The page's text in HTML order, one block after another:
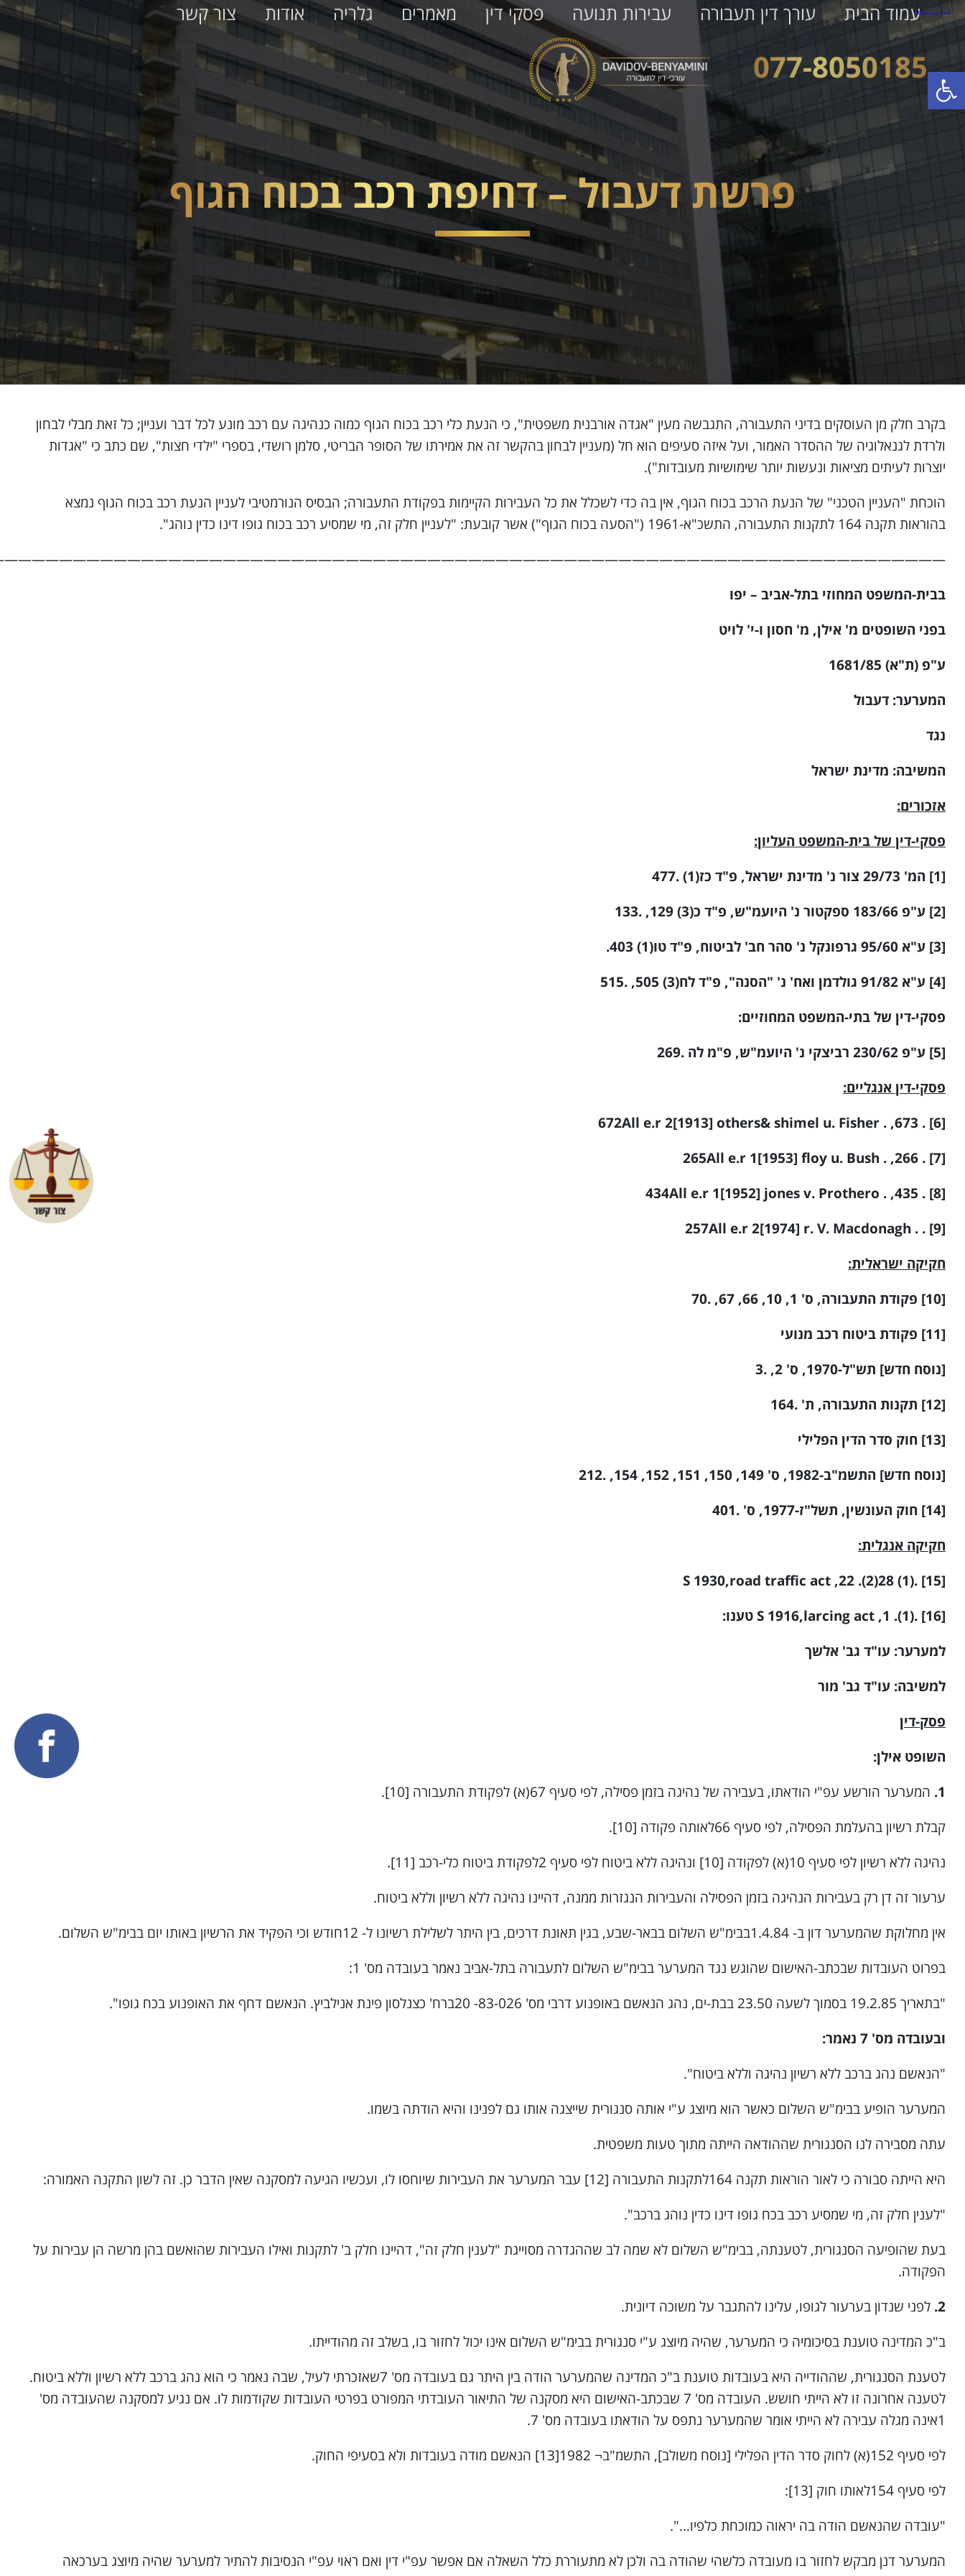
פתח סרגל נגישות
עמוד הבית עורך דין תעבורה עבירות תנועה פסקי דין מאמרים גלריה אודות צור קשר
077-8050185
פרשת דעבול – דחיפת רכב בכוח הגוף
בקרב חלק מן העוסקים בדיני התעבורה, התגבשה מעין "אגדה אורבנית משפטית", כי הנעת כלי רכב בכוח הגוף כמוה כנהיגה עם רכב מונע לכל דבר ועניין; כל זאת מבלי לבחון
ולרדת לגנאלוגיה של ההסדר האמור, ועל איזה סעיפים הוא חל (מעניין לבחון בהקשר זה את אמירתו של הסופר הבריטי, סלמן רושדי, בספרי "ילדי חצות", שם כתב כי "אגדות
יוצרות לעיתים מציאות ונעשות יותר שימושיות מעובדות").
הוכחת "העניין הטכני" של הנעת הרכב בכוח הגוף, אין בה כדי לשכלל את כל העבירות הקיימות בפקודת התעבורה; הבסיס הנורמטיבי לעניין הנעת רכב בכוח הגוף נמצא
בהוראות תקנה 164 לתקנות התעבורה, התשכ"א-1961 ("הסעה בכוח הגוף") אשר קובעת: "לעניין חלק זה, מי שמסיע רכב בכוח גופו דינו כדין נוהג".
בבית-המשפט המחוזי בתל-אביב – יפו
בפני השופטים מ' אילן, מ' חסון ו-י' לויט
ע"פ (ת"א) 1681/85
המערער: דעבול
נגד
המשיבה: מדינת ישראל
אזכורים:
פסקי-דין של בית-המשפט העליון:
[1] המ' 29/73 צור נ' מדינת ישראל, פ"ד כז(1) .477
[2] ע"פ 183/66 ספקטור נ' היועמ"ש, פ"ד כ(3) 129, .133
[3] ע"א 95/60 גרפונקל נ' סהר חב' לביטוח, פ"ד טו(1) 403.
[4] ע"א 91/82 גולדמן ואח' נ' "הסנה", פ"ד לח(3) 505, .515
פסקי-דין של בתי-המשפט המחוזיים:
[5] ע"פ 230/62 רביצקי נ' היועמ"ש, פ"מ לה .269
פסקי-דין אנגליים:
[6] . 673, . 672All e.r 2[1913] others& shimel u. Fisher
[7] . 266, . 265All e.r 1[1953] floy u. Bush
[8] . 435, . 434All e.r 1[1952] jones v. Prothero
[9] . . 257All e.r 2[1974] r. V. Macdonagh
חקיקה ישראלית:
[10] פקודת התעבורה, ס' 1, 10, 66, 67, .70
[11] פקודת ביטוח רכב מנועי
[נוסח חדש] תש"ל-1970, ס' 2, .3
[12] תקנות התעבורה, ת' .164
[13] חוק סדר הדין הפלילי
[נוסח חדש] התשמ"ב-1982, ס' 149, 150, 151, 152, 154, .212
[14] חוק העונשין, תשל"ז-1977, ס' .401
חקיקה אנגלית:
[15] .(1) 28(2). 22, S 1930,road traffic act
[16] .(1). 1, S 1916,larcing act טענו:
למערער: עו"ד גב' אלשך
למשיבה: עו"ד גב' מור
פסק-דין
השופט אילן:
1. המערער הורשע עפ"י הודאתו, בעבירה של נהיגה בזמן פסילה, לפי סעיף 67(א) לפקודת התעבורה [10].
קבלת רשיון בהעלמת הפסילה, לפי סעיף 66לאותה פקודה [10].
נהיגה ללא רשיון לפי סעיף 10(א) לפקודה [10] ונהיגה ללא ביטוח לפי סעיף 2לפקודת ביטוח כלי-רכב [11].
ערעור זה דן רק בעבירות הנהיגה בזמן הפסילה והעבירות הנגזרות ממנה, דהיינו נהיגה ללא רשיון וללא ביטוח.
אין מחלוקת שהמערער דון ב- 1.4.84בבימ"ש השלום בבאר-שבע, בגין תאונת דרכים, בין היתר לשלילת רשיונו ל- 12חודש וכי הפקיד את הרשיון באותו יום בבימ"ש השלום.
בפרוט העובדות שבכתב-האישום שהוגש נגד המערער בבימ"ש השלום לתעבורה בתל-אביב נאמר בעובדה מס' 1:
"בתאריך 19.2.85 בסמוך לשעה 23.50 בבת-ים, נהג הנאשם באופנוע דרבי מס' 83-026- 20ברח' כצנלסון פינת אנילביץ. הנאשם דחף את האופנוע בכח גופו".
ובעובדה מס' 7 נאמר:
"הנאשם נהג ברכב ללא רשיון נהיגה וללא ביטוח".
המערער הופיע בבימ"ש השלום כאשר הוא מיוצג ע"י אותה סנגורית שייצגה אותו גם לפנינו והיא הודתה בשמו.
עתה מסבירה לנו הסנגורית שההודאה הייתה מתוך טעות משפטית.
היא הייתה סבורה כי לאור הוראות תקנה 164לתקנות התעבורה [12] עבר המערער את העבירות שיוחסו לו, ועכשיו הגיעה למסקנה שאין הדבר כן. זה לשון התקנה האמורה:
"לענין חלק זה, מי שמסיע רכב בכח גופו דינו כדין נוהג ברכב".
בעת שהופיעה הסנגורית, לטענתה, בבימ"ש השלום לא שמה לב שההגדרה מסוייגת "לענין חלק זה", דהיינו חלק ב' לתקנות ואילו העבירות שהואשם בהן מרשה הן עבירות על
הפקודה.
2. לפני שנדון בערעור לגופו, עלינו להתגבר על משוכה דיונית.
ב"כ המדינה טוענת בסיכומיה כי המערער, שהיה מיוצג ע"י סנגורית בבימ"ש השלום אינו יכול לחזור בו, בשלב זה מהודייתו.
לטענת הסנגורית, שההודייה היא בעובדות טוענת ב"כ המדינה שהמערער הודה בין היתר גם בעובדה מס' 7שאזכרתי לעיל, שבה נאמר כי הוא נהג ברכב ללא רשיון וללא ביטוח.
לטענה אחרונה זו לא הייתי חושש. העובדה מס' 7 שבכתב-האישום היא מסקנה של התיאור העובדתי המפורט בפרטי העובדות שקודמות לו. אם נגיע למסקנה שהעובדה מס'
1אינה מגלה עבירה לא הייתי אומר שהמערער נתפס על הודאתו בעובדה מס' 7.
לפי סעיף 152(א) לחוק סדר הדין הפלילי [נוסח משולב], התשמ"ב¬ 1982[13] הנאשם מודה בעובדות ולא בסעיפי החוק.
לפי סעיף 154לאותו חוק [13]:
"עובדה שהנאשם הודה בה יראוה כמוכחת כלפיו…".
המערער דנן מבקש לחזור בו מעובדה כלשהי שהודה בה ולכן לא מתעוררת כלל השאלה אם אפשר עפ"י דין ואם ראוי עפ"י הנסיבות להתיר למערער שהיה מיוצג בערכאה